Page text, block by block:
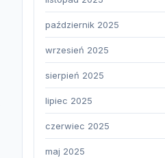
październik 2025
wrzesień 2025
sierpień 2025
lipiec 2025
czerwiec 2025
maj 2025